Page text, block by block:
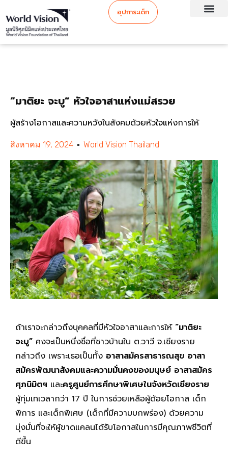
อุปการะเด็ก
“มาติยะ จะบู” หัวใจอาสาแห่งแม่สรวย
ผู้สร้างโอกาสและความหวังในสังคมด้วยหัวใจแห่งการให้
สิงหาคม 19, 2024 World Vision Thailand
ถ้าเราจะกล่าวถึงบุคคลที่มีหัวใจอาสาและการให้ “มาติยะ
จะบู” คงจะเป็นหนึ่งชื่อที่ชาวบ้านใน ต.วาวี จ.เชียงราย
กล่าวถึง เพราะเธอเป็นทั้ง อาสาสมัครสาธารณสุข อาสา
สมัครพัฒนาสังคมและความมั่นคงของมนุษย์ อาสาสมัคร
ศุภนิมิตฯ และครูศูนย์การศึกษาพิเศษในจังหวัดเชียงราย
ผู้ทุ่มเทเวลากว่า 17 ปี ในการช่วยเหลือผู้ด้อยโอกาส เด็ก
พิการ และเด็กพิเศษ (เด็กที่มีความบกพร่อง) ด้วยความ
มุ่งมั่นที่จะให้ผู้ขาดแคลนได้รับโอกาสในการมีคุณภาพชีวิตที่
ดีขึ้น